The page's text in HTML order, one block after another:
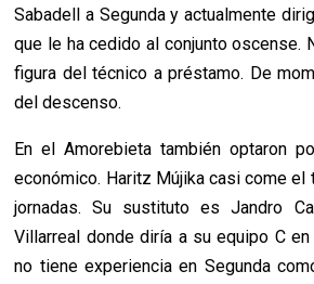
Sabadell a Segunda y actualmente
que le ha cedido al conjunto oscense.
figura del técnico a préstamo. De
del descenso.
En el Amorebieta también optaron
económico. Haritz Mújika casi come el
jornadas. Su sustituto es Jandro
Villarreal donde diría a su equipo C en
no tiene experiencia en Segunda